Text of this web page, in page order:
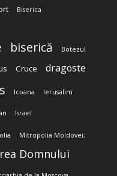
Biserica
biserică Botezul
Cruce dragoste
Icoana Ierusalim
Israel
Mitropolia Moldovei;
Domnului